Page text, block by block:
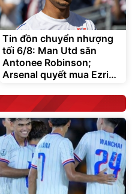
Tin đồn chuyển nhượng
tối 6/8: Man Utd săn
Antonee Robinson;
Arsenal quyết mua Ezri